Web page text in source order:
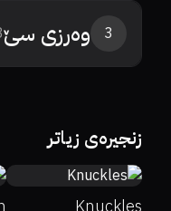
3 وەرزی سێ
زنجیرەی زیاتر
6.5
Knuckles